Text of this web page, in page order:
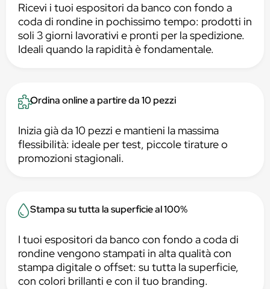
Ricevi i tuoi espositori da banco con fondo a
coda di rondine in pochissimo tempo: prodotti in
soli 3 giorni lavorativi e pronti per la spedizione.
Ideali quando la rapidità è fondamentale.
Ordina online a partire da 10 pezzi
Inizia già da 10 pezzi e mantieni la massima
flessibilità: ideale per test, piccole tirature o
promozioni stagionali.
Stampa su tutta la superficie al 100%
I tuoi espositori da banco con fondo a coda di
rondine vengono stampati in alta qualità con
stampa digitale o offset: su tutta la superficie,
con colori brillanti e con il tuo branding.